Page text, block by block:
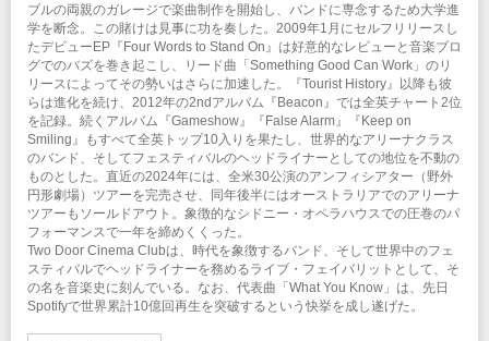
ブルの両親のガレージで楽曲制作を開始し、バンドに専念するため大学進
学を断念。この賭けは見事に功を奏した。2009年1月にセルフリリースし
たデビューEP『Four Words to Stand On』は好意的なレビューと音楽ブロ
グでのバズを巻き起こし、リード曲「Something Good Can Work」のリ
リースによってその勢いはさらに加速した。『Tourist History』以降も彼
らは進化を続け、2012年の2ndアルバム『Beacon』では全英チャート2位
を記録。続くアルバム『Gameshow』『False Alarm』『Keep on
Smiling』もすべて全英トップ10入りを果たし、世界的なアリーナクラス
のバンド、そしてフェスティバルのヘッドライナーとしての地位を不動の
ものとした。直近の2024年には、全米30公演のアンフィシアター（野外
円形劇場）ツアーを完売させ、同年後半にはオーストラリアでのアリーナ
ツアーもソールドアウト。象徴的なシドニー・オペラハウスでの圧巻のパ
フォーマンスで一年を締めくくった。
Two Door Cinema Clubは、時代を象徴するバンド、そして世界中のフェ
スティバルでヘッドライナーを務めるライブ・フェイバリットとして、そ
の名を音楽史に刻んでいる。なお、代表曲「What You Know」は、先日
Spotifyで世界累計10億回再生を突破するという快挙を成し遂げた。